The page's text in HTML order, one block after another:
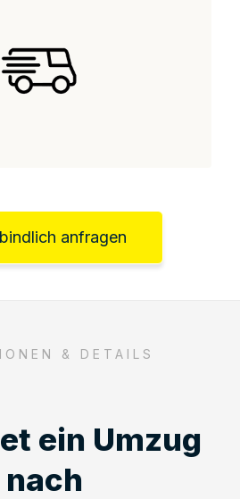
anfragen
& DETAILS
ein Umzug